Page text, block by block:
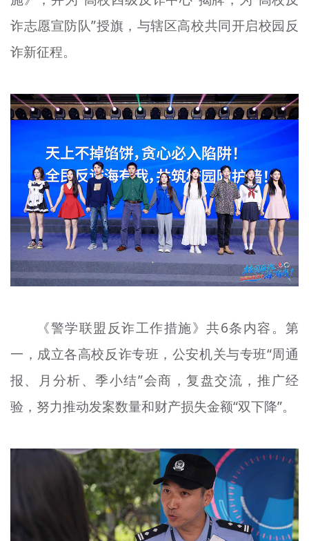
北京宣传文化引导基金
宣传思想文化人才
专题
资料库
+
诈志愿宣防队”授旗，与辖区高校共同开启校园反
诈新征程。
《警学联盟反诈工作措施》共6条内容。第
一，成立各高校反诈专班，公安机关与专班“周通
报、月分析、季小结”会商，复盘交流，推广经
验，努力推动发案数量和财产损失金额“双下降”。